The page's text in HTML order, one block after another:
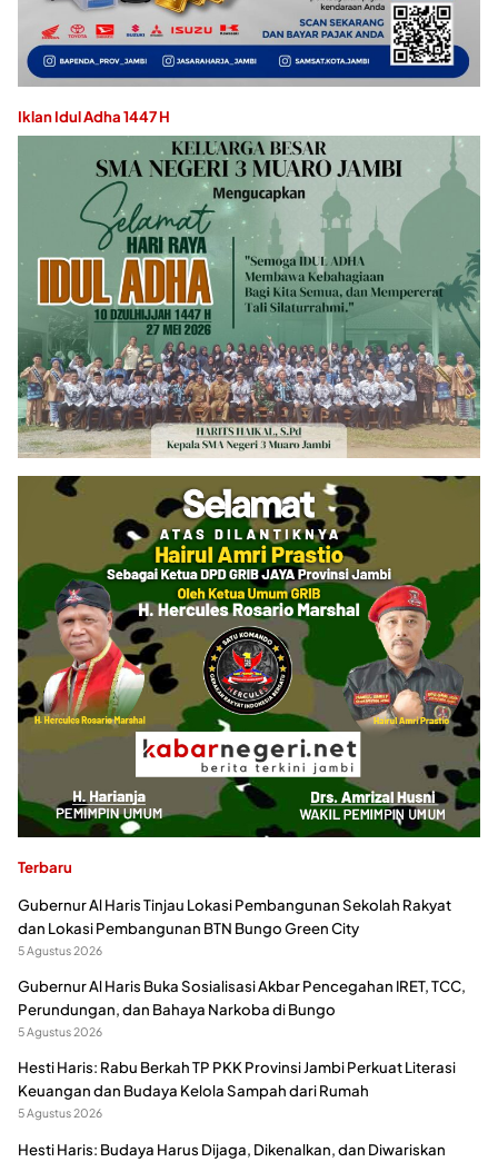
Iklan Idul Adha 1447 H
Terbaru
Gubernur Al Haris Tinjau Lokasi Pembangunan Sekolah Rakyat
dan Lokasi Pembangunan BTN Bungo Green City
5 Agustus 2026
Gubernur Al Haris Buka Sosialisasi Akbar Pencegahan IRET, TCC,
Perundungan, dan Bahaya Narkoba di Bungo
5 Agustus 2026
Hesti Haris: Rabu Berkah TP PKK Provinsi Jambi Perkuat Literasi
Keuangan dan Budaya Kelola Sampah dari Rumah
5 Agustus 2026
Hesti Haris: Budaya Harus Dijaga, Dikenalkan, dan Diwariskan